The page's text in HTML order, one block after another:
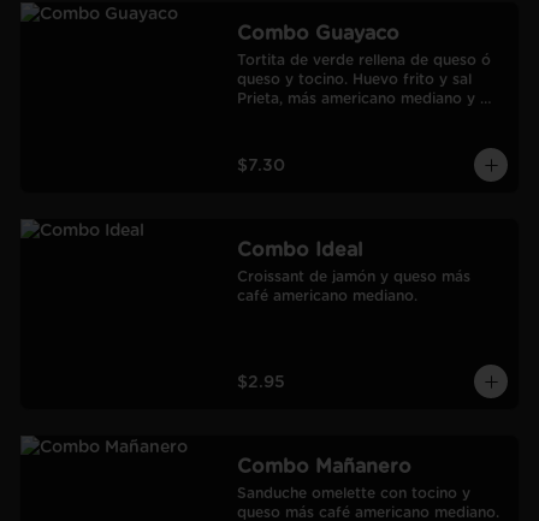
Combo Guayaco
Tortita de verde rellena de queso ó
queso y tocino. Huevo frito y sal
Prieta, más americano mediano y
$7.30
Combo Ideal
Croissant de jamón y queso más
café americano mediano.
$2.95
Combo Mañanero
Sanduche omelette con tocino y
queso más café americano mediano.